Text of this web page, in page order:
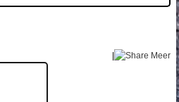
| Meer